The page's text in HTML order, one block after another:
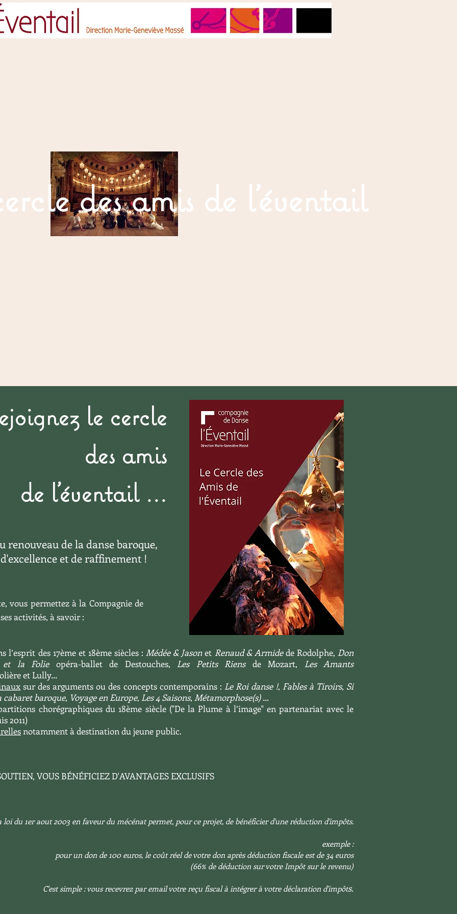
le cercle
des amis
de l'éventail ...
renouveau de la danse baroque,
et de raffinement !
vous permettez à la Compagnie de
activités, à savoir :
l’esprit des 17ème et 18ème siècles : Médée & Jasonet Renaud & Armidede Rodolphe, Don
et la Folieopéra-ballet de Destouches, Les Petits Riensde Mozart,
Les Amants
et Lully…
sur des arguments ou des concepts contemporains : Le Roi danse !, Fables à Tiroirs, Si
cabaret baroque, Voyage en Europe, Les 4 Saisons, Métamorphose(s)…
chorégraphiques du 18ème siècle ("De la Plume à l’image" en partenariat avec le
2011)
notamment à destination du jeune public.
VOUS BÉNÉFICIEZ D'AVANTAGES EXCLUSIFS
loi du 1er aout 2003 en faveur du mécénat permet, pour ce projet, de bénéficier d'une réduction d'impôts.
exemple :
pour un don de 100 euros, le coût réel de votre don après déduction fiscale est de 34 euros
(66% de déduction sur votre Impôt sur le revenu)
C'est simple : vous recevrez par email votre reçu fiscal à intégrer à votre déclaration d'impôts.
des amis de l'éventail